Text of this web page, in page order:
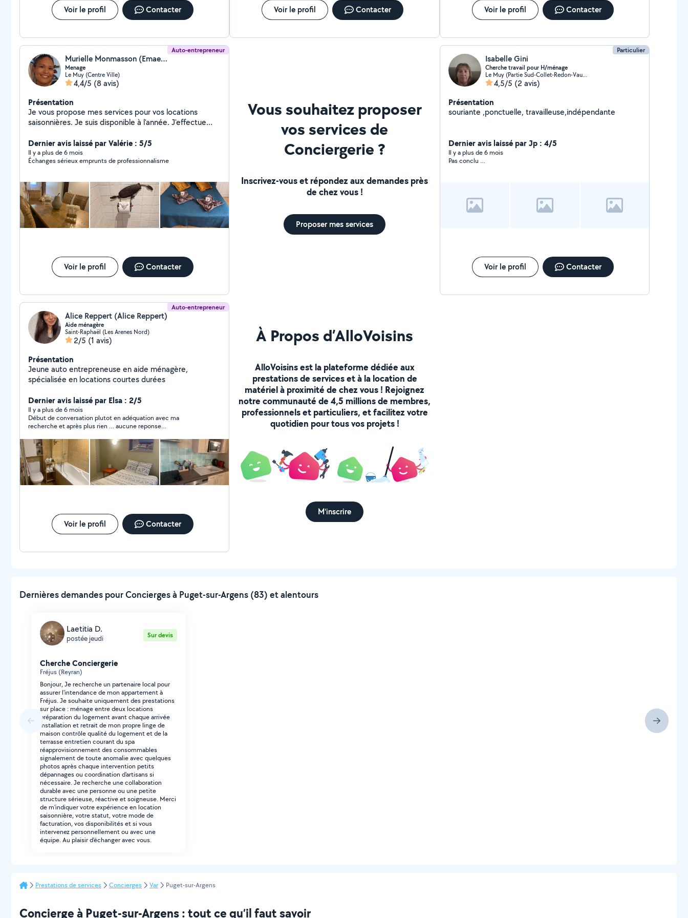
Voir le profil Contacter
augmenter votre prix à la nuitée. Objectif : Zéro charge
mentale, 100 % de rentabilité.
Voir le profil Contacter Voir le profil Contacter
Auto-entrepreneur
Murielle Monmasson (Emaenet83)
Menage
Le Muy (Centre Ville)
4,4/5 (8 avis)
Présentation
Je vous propose mes services pour vos locations
saisonnières. Je suis disponible à l'année. J'effectue
également intervenir en cas de travaux en votre
absence, grâce à notre réseau de professionnels.
Dernier avis laissé par Valérie : 5/5
Il y a plus de 6 mois
Échanges sérieux emprunts de professionnalisme
Voir le profil Contacter
Vous souhaitez proposer
vos services de
Conciergerie ?
Inscrivez-vous et répondez aux demandes près
de chez vous !
Proposer mes services
Particulier
Isabelle Gini
Cherche travail pour H/ménage
Le Muy (Partie Sud-Collet-Redon-Vauses-Testavins)
4,5/5 (2 avis)
Présentation
souriante ,ponctuelle, travailleuse,indépendante
Dernier avis laissé par Jp : 4/5
Il y a plus de 6 mois
Pas conclu …
Voir le profil Contacter
Auto-entrepreneur
Alice Reppert (Alice Reppert)
Aide ménagère
Saint-Raphaël (Les Arenes Nord)
2/5 (1 avis)
Présentation
Jeune auto entrepreneuse en aide ménagère,
spécialisée en locations courtes durées
Dernier avis laissé par Elsa : 2/5
Il y a plus de 6 mois
Début de conversation plutot en adéquation avec ma
recherche et après plus rien … aucune reponse…
Voir le profil Contacter
À Propos d’AlloVoisins
AlloVoisins est la plateforme dédiée aux
prestations de services et à la location de
matériel à proximité de chez vous ! Rejoignez
notre communauté de 4,5 millions de membres,
professionnels et particuliers, et facilitez votre
quotidien pour tous vos projets !
M'inscrire
Dernières demandes pour Concierges à Puget-sur-Argens (83) et alentours
Laetitia D.
postée jeudi Sur devis
Cherche Conciergerie
Fréjus (Reyran)
Bonjour, Je recherche un partenaire local pour
assurer l'intendance de mon appartement à
Fréjus. Je souhaite uniquement des prestations
sur place : ménage entre deux locations
préparation du logement avant chaque arrivée
installation et retrait de mon propre linge de
maison contrôle qualité du logement et de la
terrasse entretien courant du spa
réapprovisionnement des consommables
signalement de toute anomalie avec quelques
photos après chaque intervention petits
dépannages ou coordination d'artisans si
nécessaire. Je recherche une collaboration
durable avec une personne ou une petite
structure sérieuse, réactive et soigneuse. Merci
de m'indiquer votre expérience en location
saisonnière, votre statut, votre mode de
facturation, vos disponibilités et si vous
intervenez personnellement ou avec une
équipe. Au plaisir d'échanger avec vous.
Prestations de services Concierges Var Puget-sur-Argens
Concierge à Puget-sur-Argens : tout ce qu’il faut savoir